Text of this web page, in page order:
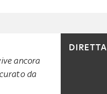
ancora
da
DIRETTA